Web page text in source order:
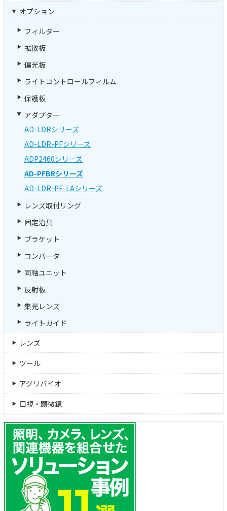
オプション
フィルター
拡散板
偏光板
ライトコントロールフィルム
保護板
アダプター
AD-LDRシリーズ
AD-LDR-PFシリーズ
ADP2460シリーズ
AD-PFBRシリーズ
AD-LDR-PF-LAシリーズ
レンズ取付リング
固定治具
ブラケット
コンバータ
同軸ユニット
反射板
集光レンズ
ライトガイド
レンズ
ツール
アグリバイオ
目視・顕微鏡